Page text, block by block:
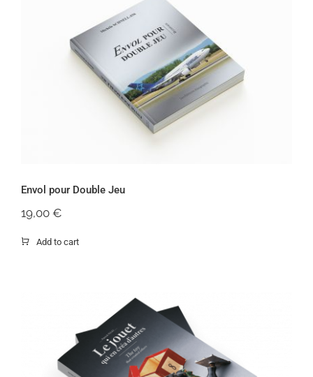
Envol pour Double Jeu
Envol pour Double Jeu
19,00 €
Add to cart